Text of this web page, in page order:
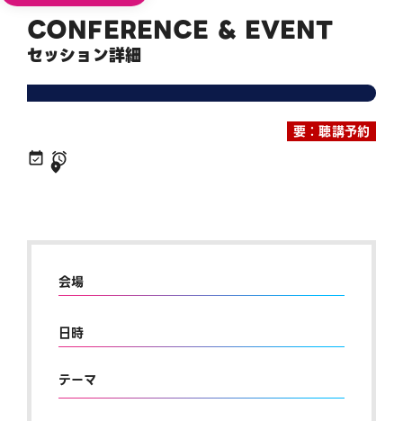
CONFERENCE & EVENT
セッション詳細
要：聴講予約
会場
日時
テーマ